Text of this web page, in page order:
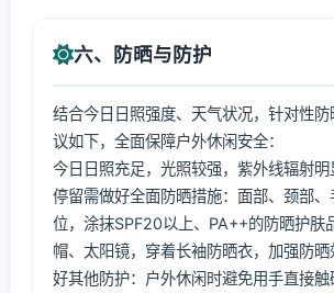
六、防晒与防护
结合今日日照强度、天气状况，针对性
议如下，全面保障户外休闲安全：
今日日照充足，光照较强，紫外线辐射明
停留需做好全面防晒措施：面部、颈部
位，涂抹SPF20以上、PA++的防晒护肤
帽、太阳镜，穿着长袖防晒衣，加强防
好其他防护：户外休闲时避免用手直接